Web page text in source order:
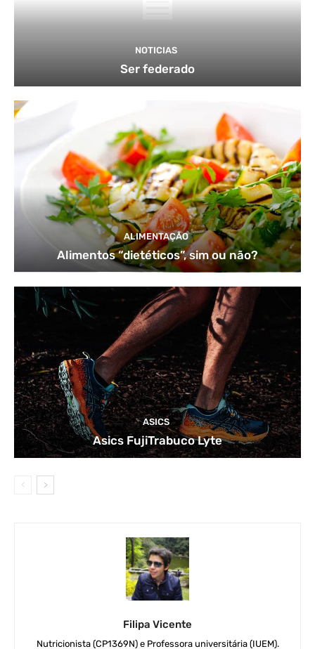
NOTICIAS
Ser federado
ALIMENTAÇÃO
Alimentos “dietéticos”, sim ou não?
ASICS
Asics FujiTrabuco Lyte
Filipa Vicente
Nutricionista (CP1369N) e Professora universitária (IUEM).